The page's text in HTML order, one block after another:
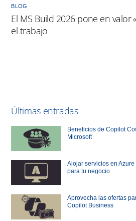
BLOG
El MS Build 2026 pone en valor
el trabajo
Últimas entradas
Beneficios de Copilot
Microsoft
Alojar servicios en
para tu negocio
Aprovecha las ofertas
Copilot Business